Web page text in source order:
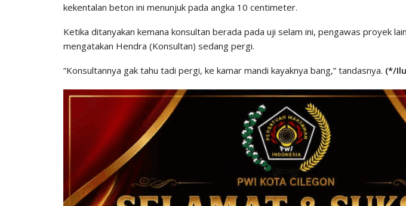
kekentalan beton ini menunjuk pada angka 10 centimeter.
Ketika ditanyakan kemana konsultan berada pada uji selam ini, pengawas proyek
mengatakan Hendra (Konsultan) sedang pergi.
“Konsultannya gak tahu tadi pergi, ke kamar mandi kayaknya bang,” tandasnya. (*/